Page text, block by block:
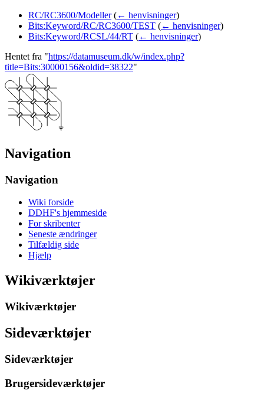
RC/RC3600/Modeller (← henvisninger)
Bits:Keyword/RC/RC3600/TEST (← henvisninger)
Bits:Keyword/RCSL/44/RT (← henvisninger)
Hentet fra "https://datamuseum.dk/w/index.php?
title=Bits:30000156&oldid=38322"
Navigation
Navigation
Wiki forside
DDHF's hjemmeside
For skribenter
Seneste ændringer
Tilfældig side
Hjælp
Wikiværktøjer
Wikiværktøjer
Sideværktøjer
Sideværktøjer
Brugersideværktøjer